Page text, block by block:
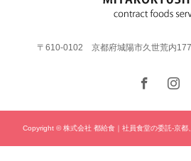
〒610-0102 京都府城陽市久世荒内
Copyright © 株式会社 都給食｜社員食堂の委託-京都